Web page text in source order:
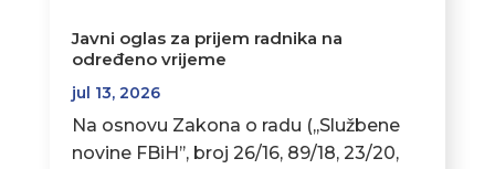
Javni oglas za prijem radnika na
određeno vrijeme
jul 13, 2026
Na osnovu Zakona o radu (,,Službene
novine FBiH’’, broj 26/16, 89/18, 23/20,